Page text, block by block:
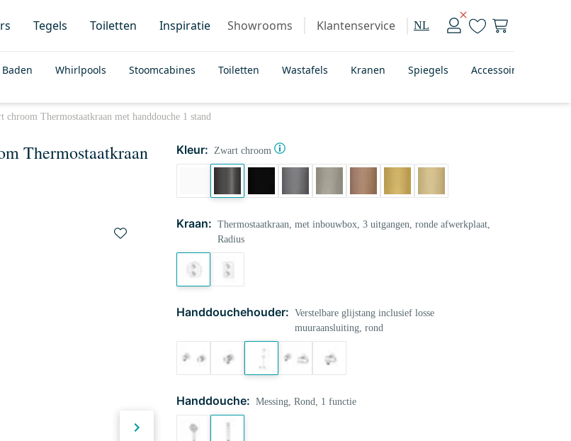
Tegels Toiletten Inspiratie Showrooms Klantenservice NL
Baden Whirlpools Stoomcabines Toiletten Wastafels Kranen Spiegels Accessoires
chroom Thermostaatkraan met handdouche 1 stand
Thermostaatkraan
Kleur: Zwart chroom
Kraan: Thermostaatkraan, met inbouwbox, 3 uitgangen, ronde afwerkplaat,
Radius
Handdouchehouder: Verstelbare glijstang inclusief losse
muuraansluiting, rond
Handdouche: Messing, Rond, 1 functie